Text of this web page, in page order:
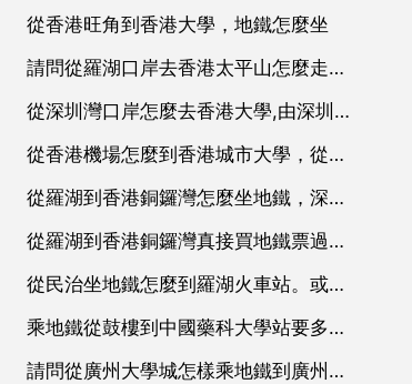
從香港旺角到香港大學，地鐵怎麼坐
請問從羅湖口岸去香港太平山怎麼走，詳細路線。謝謝！急急急
從深圳灣口岸怎麼去香港大學,由深圳灣口岸過關，請問怎樣坐車去香港大學，香港科技大學和香港中文大學最方便？請指明三間學校的路線
從香港機場怎麼到香港城市大學，從羅湖過關之後 如何到香港城市大學
從羅湖到香港銅鑼灣怎麼坐地鐵，深圳的福田口岸到香港的銅鑼灣怎麼坐地鐵具體點謝謝
從羅湖到香港銅鑼灣真接買地鐵票過去划算嗎
從民治坐地鐵怎麼到羅湖火車站。或者公交如何坐。跪求
乘地鐵從鼓樓到中國藥科大學站要多長時間
請問從廣州大學城怎樣乘地鐵到廣州白雲區機場西路樂嘉路1號